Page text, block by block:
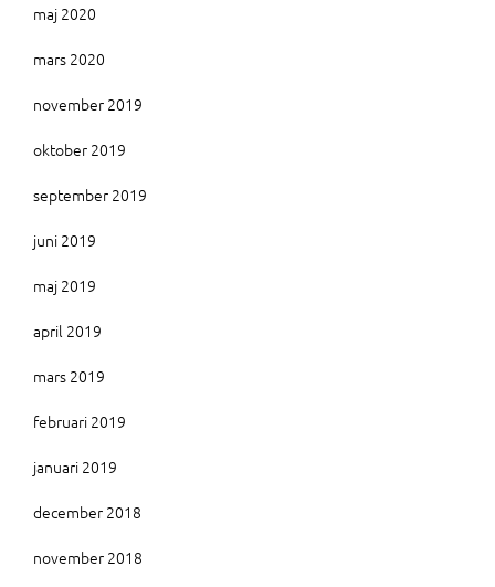
maj 2020
mars 2020
november 2019
oktober 2019
september 2019
juni 2019
maj 2019
april 2019
mars 2019
februari 2019
januari 2019
december 2018
november 2018